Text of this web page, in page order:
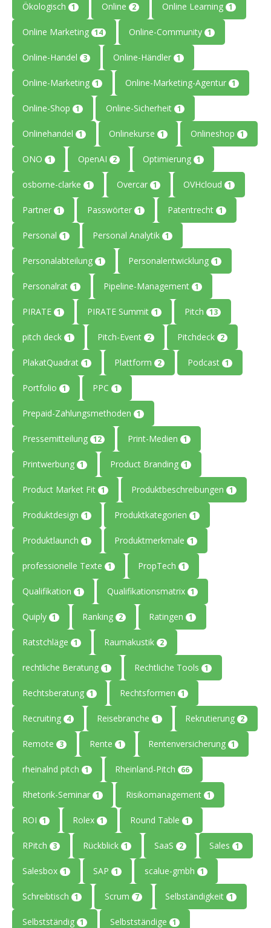
Ökologisch 1 Online 2 Online Learning 1
Online Marketing 14 Online-Community 1
Online-Handel 3 Online-Händler 1
Online-Marketing 1 Online-Marketing-Agentur 1
Online-Shop 1 Online-Sicherheit 1
Onlinehandel 1 Onlinekurse 1 Onlineshop 1
ONO 1 OpenAI 2 Optimierung 1
osborne-clarke 1 Overcar 1 OVHcloud 1
Partner 1 Passwörter 1 Patentrecht 1
Personal 1 Personal Analytik 1
Personalabteilung 1 Personalentwicklung 1
Personalrat 1 Pipeline-Management 1
PIRATE 1 PIRATE Summit 1 Pitch 13
pitch deck 1 Pitch-Event 2 Pitchdeck 2
PlakatQuadrat 1 Plattform 2 Podcast 1
Portfolio 1 PPC 1
Prepaid-Zahlungsmethoden 1
Pressemitteilung 12 Print-Medien 1
Printwerbung 1 Product Branding 1
Product Market Fit 1 Produktbeschreibungen 1
Produktdesign 1 Produktkategorien 1
Produktlaunch 1 Produktmerkmale 1
professionelle Texte 1 PropTech 1
Qualifikation 1 Qualifikationsmatrix 1
Quiply 1 Ranking 2 Ratingen 1
Ratstchläge 1 Raumakustik 2
rechtliche Beratung 1 Rechtliche Tools 1
Rechtsberatung 1 Rechtsformen 1
Recruiting 4 Reisebranche 1 Rekrutierung 2
Remote 3 Rente 1 Rentenversicherung 1
rheinalnd pitch 1 Rheinland-Pitch 66
Rhetorik-Seminar 1 Risikomanagement 1
ROI 1 Rolex 1 Round Table 1
RPitch 3 Rückblick 1 SaaS 2 Sales 1
Salesbox 1 SAP 1 scalue-gmbh 1
Schreibtisch 1 Scrum 7 Selbständigkeit 1
Selbstständig 1 Selbstständige 1